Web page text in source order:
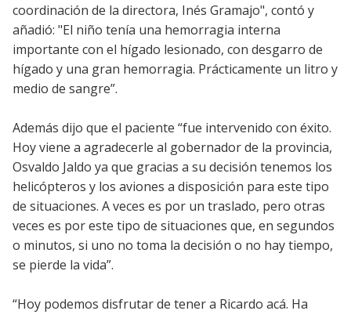
coordinación de la directora, Inés Gramajo", contó y
añadió: "El niño tenía una hemorragia interna
importante con el hígado lesionado, con desgarro de
hígado y una gran hemorragia. Prácticamente un litro y
medio de sangre”.
Además dijo que el paciente “fue intervenido con éxito.
Hoy viene a agradecerle al gobernador de la provincia,
Osvaldo Jaldo ya que gracias a su decisión tenemos los
helicópteros y los aviones a disposición para este tipo
de situaciones. A veces es por un traslado, pero otras
veces es por este tipo de situaciones que, en segundos
o minutos, si uno no toma la decisión o no hay tiempo,
se pierde la vida”.
“Hoy podemos disfrutar de tener a Ricardo acá. Ha